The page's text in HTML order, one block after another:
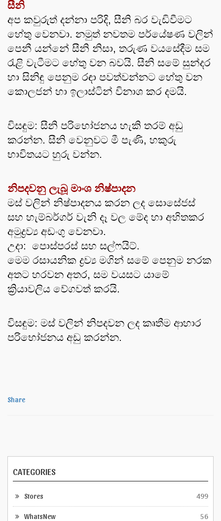
සීනි
අප කවුරුත් දන්නා පරිදි, සීනි බර වැඩිවීමට
හේතු වෙනවා. නමුත් නවතම පර්යේෂණ වලින්
පෙනී යන්නේ සීනි නිසා, තරුණ වයසේදීම සම
රැළි වැටීමට හේතු වන බවයි. සීනි සමේ සුන්දර
හා සිනිඳු පෙනුම රඳා පවත්වන්නට හේතු වන
කොලජන් හා ඉලාස්ටින් විනාශ කර දමයි.
විසඳුම: සීනි පරිභෝජනය හැකි තරම් අඩු
කරන්න. සීනි වෙනුවට මී පැණි, හකුරු
භාවිතයට හුරු වන්න.
නිපදවනු ලැබූ මාංශ නිෂ්පාදන
මස් වලින් නිෂ්පාදනය කරන ලද සොසේජස්
සහ හැම්බර්ගර් වැනි දෑ වල මේද හා අහිතකර
අමුද්‍රව්‍ය අඩංගු වෙනවා.
උදා:  පොස්පරස් සහ සල්ෆයිට්.
මෙම රසායනික ද්‍රව්‍ය මගින් සමේ පෙනුම නරක
අතට හරවන අතර, සම වයසට යාමේ
ක්‍රියාවලිය වේගවත් කරයි.
විසඳුම: මස් වලින් නිපදවන ලද කෘතීම ආහාර
පරිභෝජනය අඩු කරන්න.
Share
CATEGORIES
Stores 499
WhatsNew 56